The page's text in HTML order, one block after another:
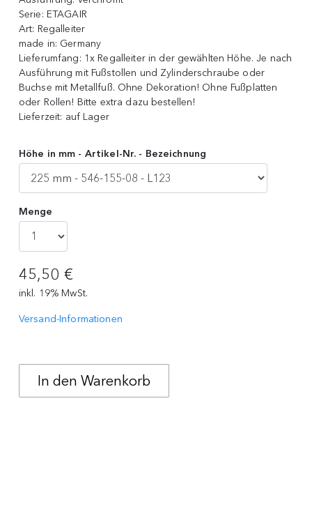
Serie: ETAGAIR
Art: Regalleiter
made in: Germany
Lieferumfang: 1x Regalleiter in der gewählten Höhe. Je nach
Ausführung mit Fußstollen und Zylinderschraube oder
Buchse mit Metallfuß. Ohne Dekoration! Ohne Fußplatten
oder Rollen! Bitte extra dazu bestellen!
Lieferzeit: auf Lager
Höhe in mm - Artikel-Nr. - Bezeichnung
Menge
45,50 €
inkl. 19% MwSt.
Versand-Informationen